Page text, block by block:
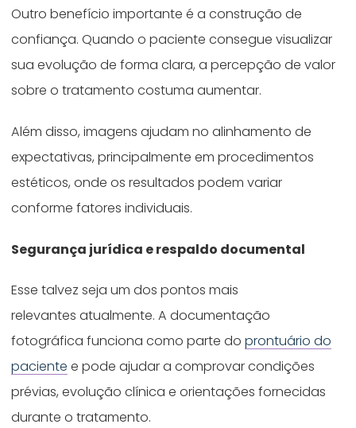
Outro benefício importante é a construção de
confiança. Quando o paciente consegue visualizar
sua evolução de forma clara, a percepção de valor
sobre o tratamento costuma aumentar.
Além disso, imagens ajudam no alinhamento de
expectativas, principalmente em procedimentos
estéticos, onde os resultados podem variar
conforme fatores individuais.
Segurança jurídica e respaldo documental
Esse talvez seja um dos pontos mais
relevantes atualmente. A documentação
fotográfica funciona como parte doprontuário do
paciente e pode ajudar a comprovar condições
prévias, evolução clínica e orientações fornecidas
durante o tratamento.